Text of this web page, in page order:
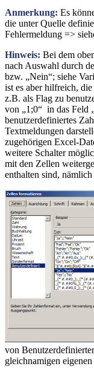
Anmerkung: Es
die unter Quelle
Fehlermeldung =>
Hinweis: Bei dem
nach Auswahl durch
bzw. „Nein“; siehe
ist es aber hilfreich,
z.B. als Flag zu
von „1;0“ in das Feld
benutzerdefiniertes
Textmeldungen
zugehörigen Excel-
weitere Schalter
mit den Zellen
enthalten sind,
von
gleichnamigen